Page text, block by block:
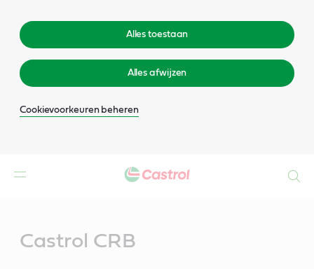
Alles toestaan
Alles afwijzen
Cookievoorkeuren beheren
Castrol CRB